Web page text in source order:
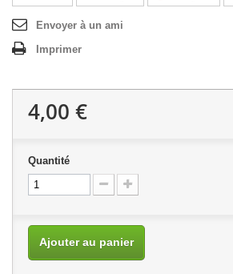
Envoyer à un ami
Imprimer
4,00 €
Quantité
Ajouter au panier